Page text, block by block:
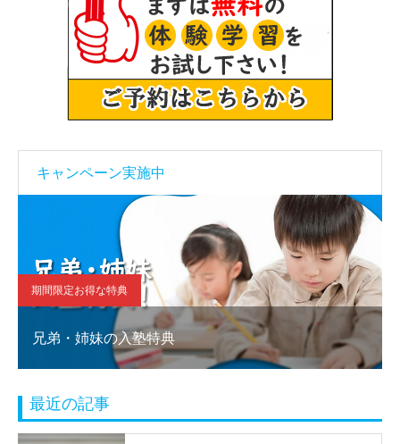
キャンペーン実施中
期間限定お得な特典
兄弟・姉妹の入塾特典
最近の記事